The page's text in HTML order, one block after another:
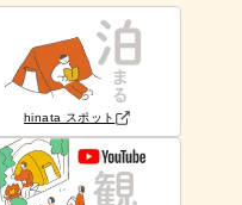
hinata スポット